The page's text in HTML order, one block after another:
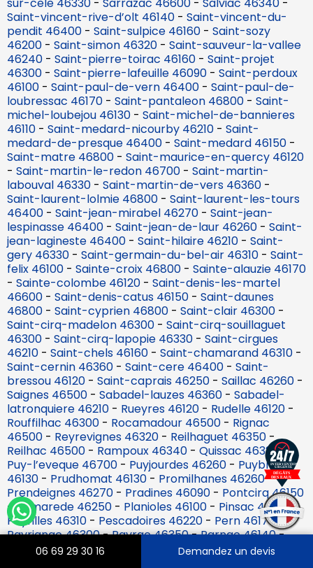
06 69 29 30 16 Demandez un devis
Saint-vincent-rive-d’olt 46140 - Saint-vincent-du-
pendit 46400 - Saint-sulpice 46160 - Saint-sozy
46200 - Saint-simon 46320 - Saint-sauveur-la-vallee
46240 - Saint-pierre-toirac 46160 - Saint-projet
46300 - Saint-pierre-lafeuille 46090 - Saint-perdoux
46100 - Saint-paul-de-vern 46400 - Saint-paul-de-
loubressac 46170 - Saint-pantaleon 46800 - Saint-
michel-loubejou 46130 - Saint-michel-de-bannieres
46110 - Saint-medard-nicourby 46210 - Saint-
medard-de-presque 46400 - Saint-medard 46150 -
Saint-matre 46800 - Saint-maurice-en-quercy 46120
- Saint-martin-le-redon 46700 - Saint-martin-
labouval 46330 - Saint-martin-de-vers 46360 -
Saint-laurent-lolmie 46800 - Saint-laurent-les-tours
46400 - Saint-jean-mirabel 46270 - Saint-jean-
lespinasse 46400 - Saint-jean-de-laur 46260 - Saint-
jean-lagineste 46400 - Saint-hilaire 46210 - Saint-
gery 46330 - Saint-germain-du-bel-air 46310 - Saint-
felix 46100 - Sainte-croix 46800 - Sainte-alauzie 46170
- Sainte-colombe 46120 - Saint-denis-les-martel
46600 - Saint-denis-catus 46150 - Saint-daunes
46800 - Saint-cyprien 46800 - Saint-clair 46300 -
Saint-cirq-madelon 46300 - Saint-cirq-souillaguet
46300 - Saint-cirq-lapopie 46330 - Saint-cirgues
46210 - Saint-chels 46160 - Saint-chamarand 46310 -
Saint-cernin 46360 - Saint-cere 46400 - Saint-
bressou 46120 - Saint-caprais 46250 - Saillac 46260 -
Saignes 46500 - Sabadel-lauzes 46360 - Sabadel-
latronquiere 46210 - Rueyres 46120 - Rudelle 46120 -
Rouffilhac 46300 - Rocamadour 46500 - Rignac
46500 - Reyrevignes 46320 - Reilhaguet 46350 -
Reilhac 46500 - Rampoux 46340 - Quissac 46320-
Puy-l’eveque 46700 - Puyjourdes 46260 - Puybrun
46130 - Prudhomat 46130 - Promilhanes 46260-
Prendeignes 46270 - Pradines 46090 - Pontcirq 46150
-Pomarede 46250 - Planioles 46100 - Pinsac 46200-
Peyrilles 46310 - Pescadoires 46220 - Pern 46170-
Payrignac 46300-Payrac 46350-Parnac 46140-
Padirac 46500-Orniac 46330 -Nuzejouls 46150-